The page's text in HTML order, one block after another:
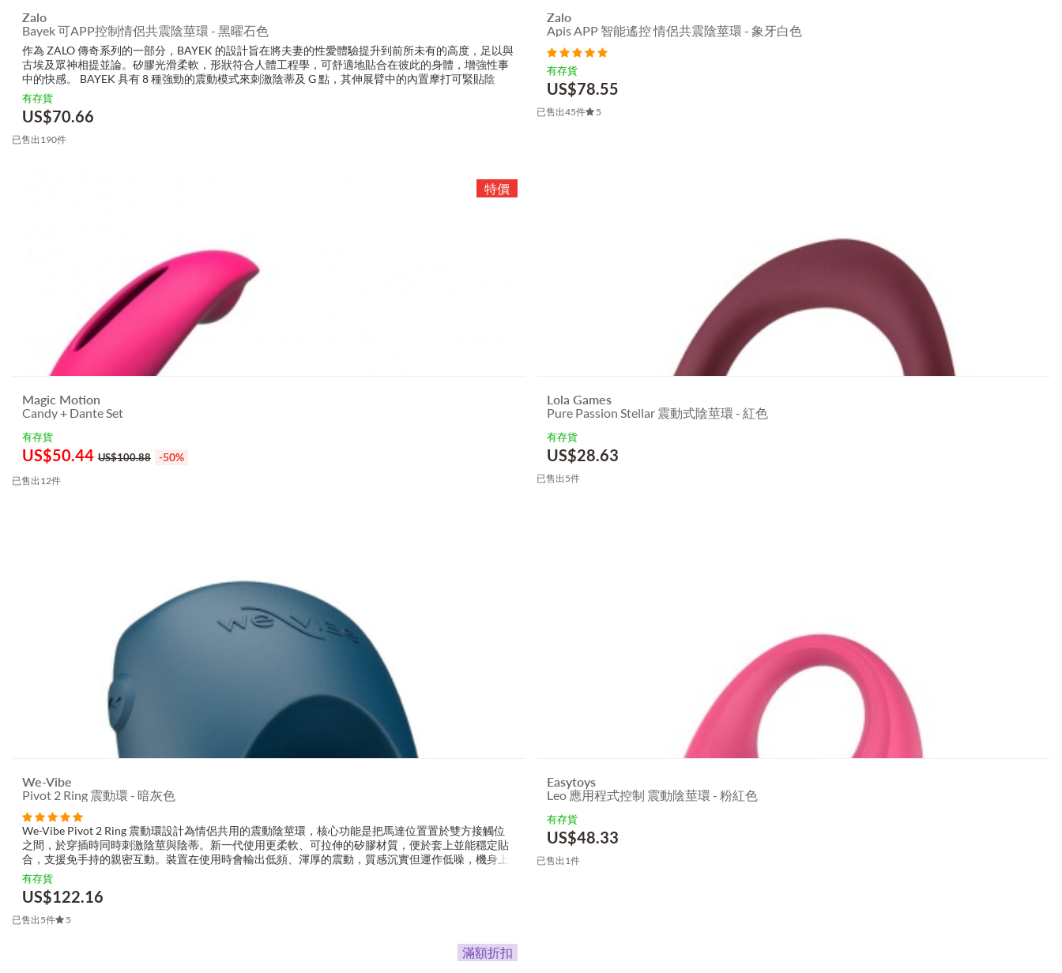
Zalo
Bayek 可APP控制情侶共震陰莖環 - 黑曜石色
作為 ZALO 傳奇系列的一部分，BAYEK 的設計旨在將夫妻的性愛體驗提升到前所未有的高度，足以與
古埃及眾神相提並論。矽膠光滑柔軟，形狀符合人體工程學，可舒適地貼合在彼此的身體，增強性事
中的快感。 BAYEK 具有 8 種強勁的震動模式來刺激陰蒂及 G 點，其伸展臂中的內置摩打可緊貼陰
莖，更...
有存貨
US$70.66
已售出190件
Zalo
Apis APP 智能遙控 情侶共震陰莖環 - 象牙白色
有存貨
US$78.55
已售出45件 5
Magic Motion
Candy + Dante Set
有存貨
US$50.44 US$100.88 -50%
已售出12件
Lola Games
Pure Passion Stellar 震動式陰莖環 - 紅色
有存貨
US$28.63
已售出5件
We-Vibe
Pivot 2 Ring 震動環 - 暗灰色
We-Vibe Pivot 2 Ring 震動環設計為情侶共用的震動陰莖環，核心功能是把馬達位置置於雙方接觸位
之間，於穿插時同時刺激陰莖與陰蒂。新一代使用更柔軟、可拉伸的矽膠材質，便於套上並能穩定貼
合，支援免手持的親密互動。裝置在使用時會輸出低頻、渾厚的震動，質感沉實但運作低噪，機身上
有簡單...
有存貨
US$122.16
已售出5件 5
Easytoys
Leo 應用程式控制 震動陰莖環 - 粉紅色
有存貨
US$48.33
已售出1件